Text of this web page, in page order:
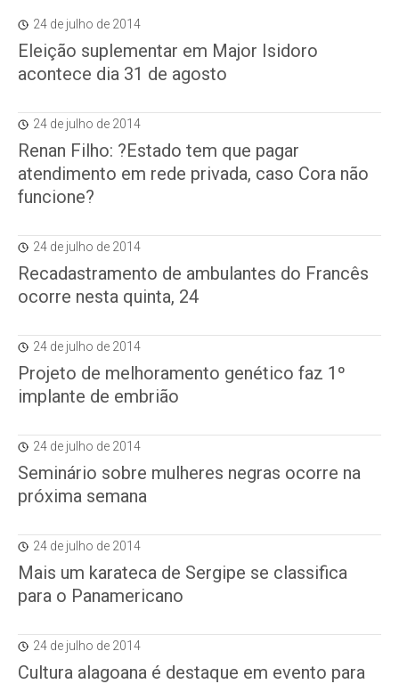
24 de julho de 2014
Eleição suplementar em Major Isidoro
acontece dia 31 de agosto
24 de julho de 2014
Renan Filho: ?Estado tem que pagar
atendimento em rede privada, caso Cora não
funcione?
24 de julho de 2014
Recadastramento de ambulantes do Francês
ocorre nesta quinta, 24
24 de julho de 2014
Projeto de melhoramento genético faz 1º
implante de embrião
24 de julho de 2014
Seminário sobre mulheres negras ocorre na
próxima semana
24 de julho de 2014
Mais um karateca de Sergipe se classifica
para o Panamericano
24 de julho de 2014
Cultura alagoana é destaque em evento para